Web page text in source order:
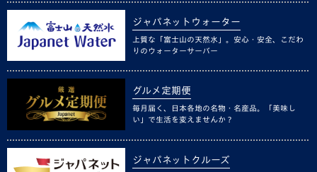
ジャパネットウォーター
上質な「富士山の天然水」。安心・安全、こだわ
りのウォーターサーバー
グルメ定期便
毎月届く、日本各地の名物・名産品。「美味し
い」で生活を変えませんか？
ジャパネットクルーズ